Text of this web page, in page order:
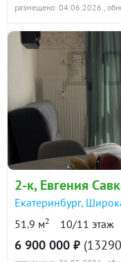
размещено: 04.06.2026 ,
2-к, Евгения
Екатеринбург,
51.9 м2 10/11 этаж
6 900 000 ₽